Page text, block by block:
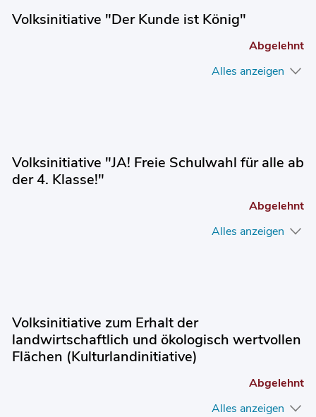
Volksinitiative "Der Kunde ist König"
Abgelehnt
Alles anzeigen
Volksinitiative "JA! Freie Schulwahl für alle ab
der 4. Klasse!"
Abgelehnt
Alles anzeigen
Volksinitiative zum Erhalt der
landwirtschaftlich und ökologisch wertvollen
Flächen (Kulturlandinitiative)
Abgelehnt
Alles anzeigen